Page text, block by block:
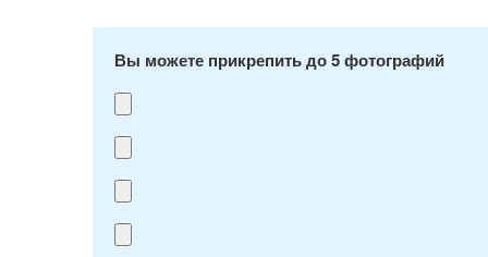
Вы можете прикрепить до 5 фотографий